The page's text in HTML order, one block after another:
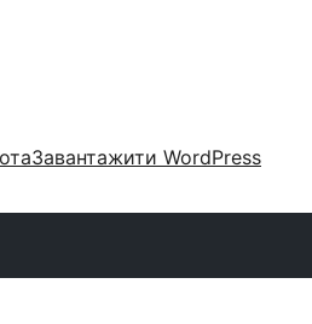
Завантажити WordPress